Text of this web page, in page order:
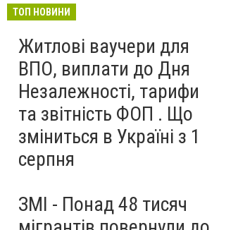
ТОП НОВИНИ
Житлові ваучери для
ВПО, виплати до Дня
Незалежності, тарифи
та звітність ФОП . Що
зміниться в Україні з 1
серпня
ЗМІ - Понад 48 тисяч